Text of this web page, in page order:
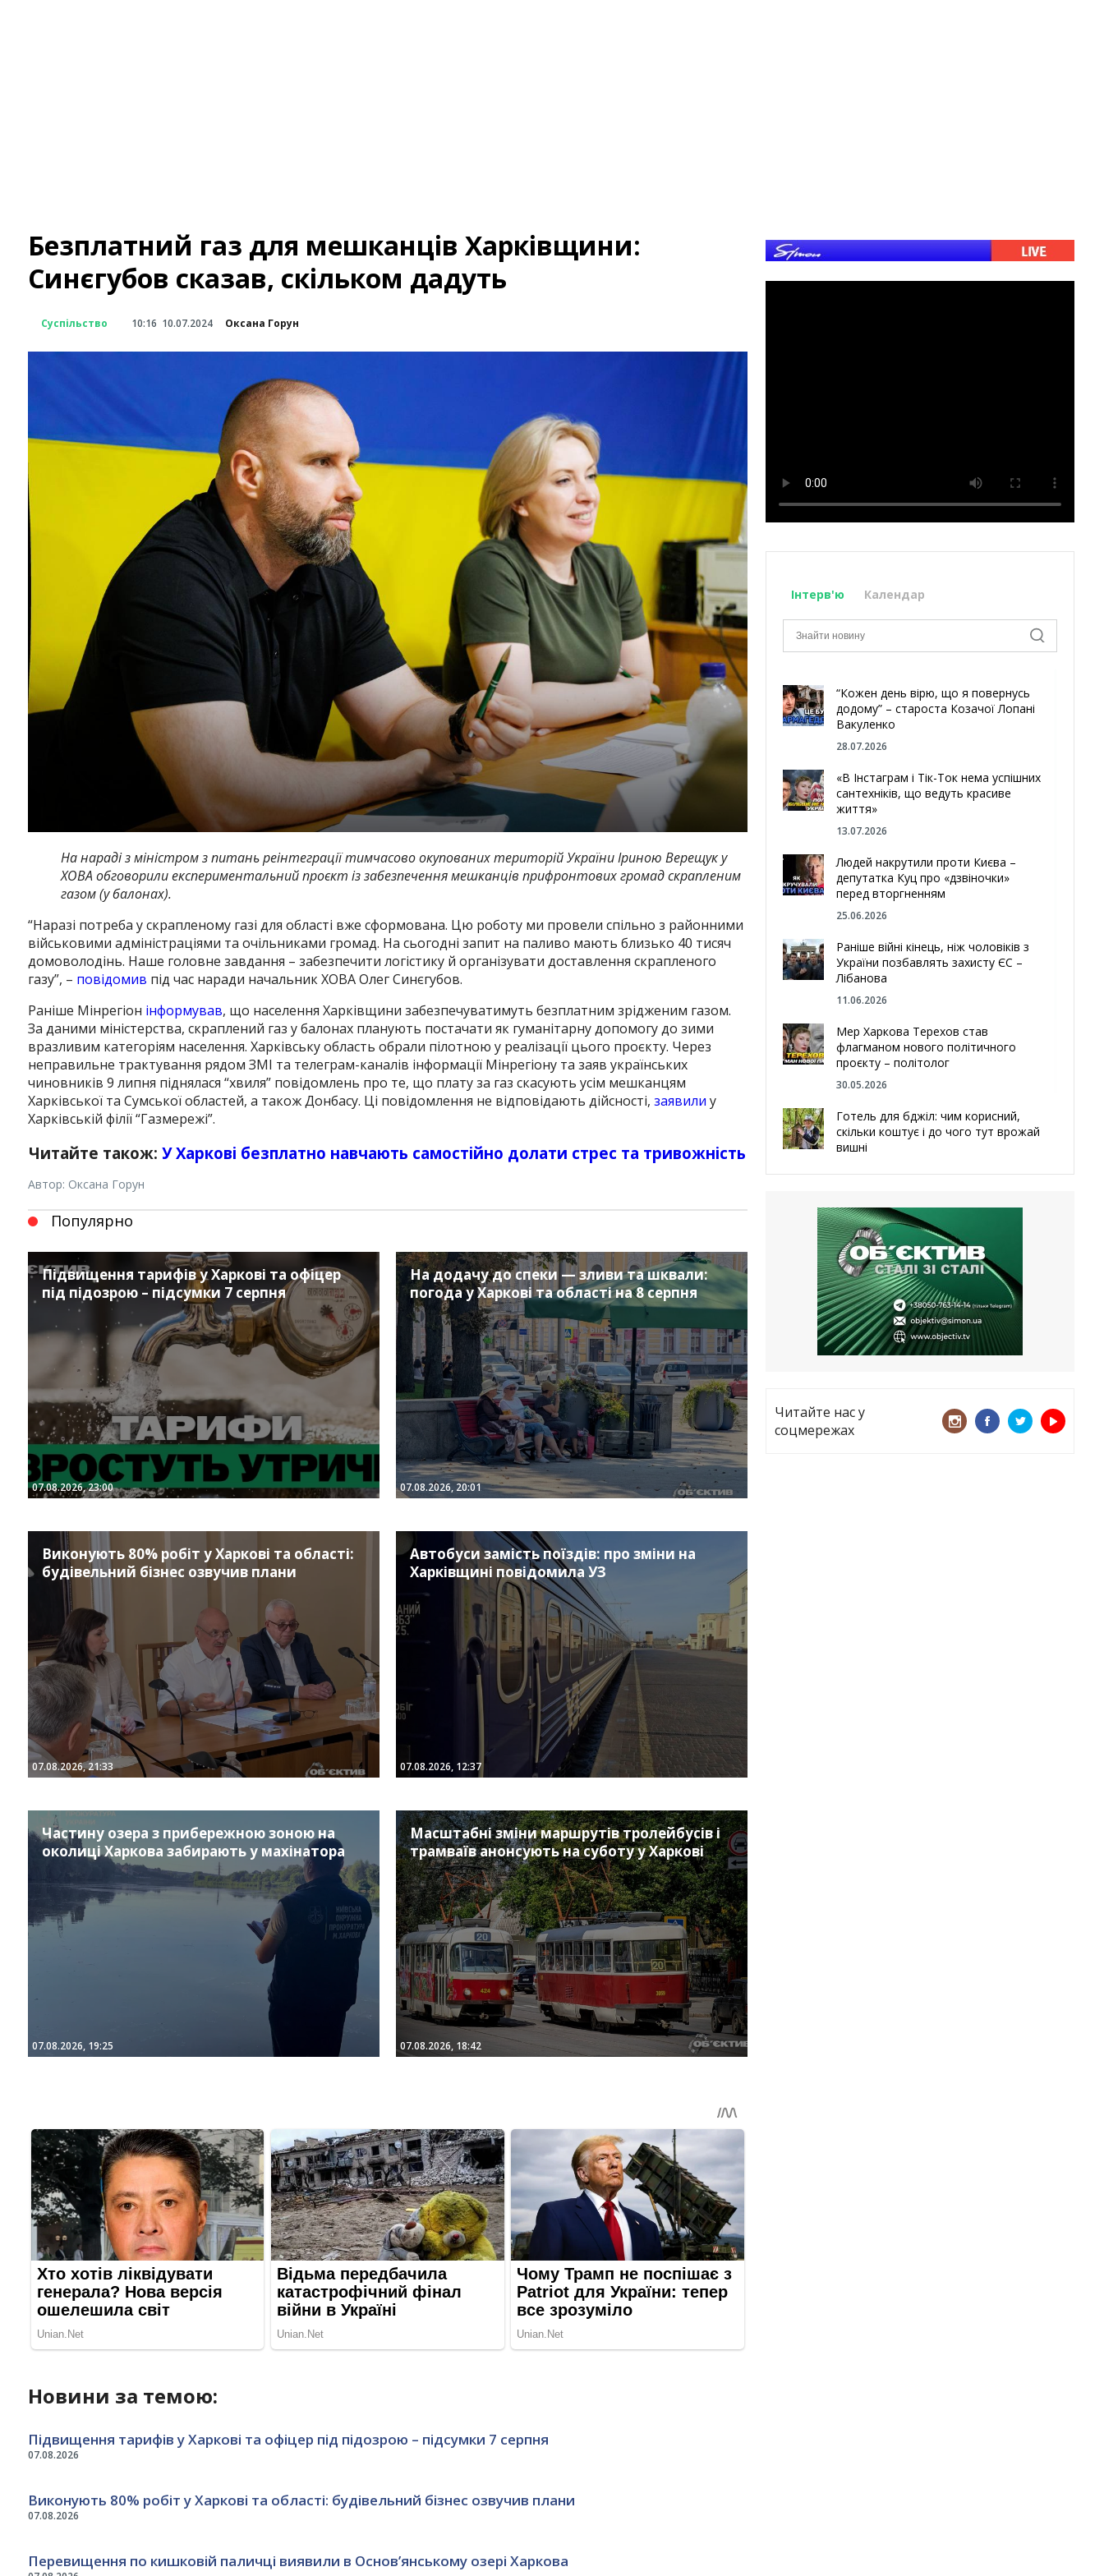
Безплатний газ для мешканців Харківщини:
Синєгубов сказав, скільком дадуть
Суспільство 10:16 10.07.2024 Оксана Горун
На нараді з міністром з питань реінтеграції тимчасово окупованих територій України Іриною Верещук у
ХОВА обговорили експериментальний проєкт із забезпечення мешканців прифронтових громад скрапленим
газом (у балонах).
“Наразі потреба у скрапленому газі для області вже сформована. Цю роботу ми провели спільно з районними
військовими адміністраціями та очільниками громад. На сьогодні запит на паливо мають близько 40 тисяч
домоволодінь. Наше головне завдання – забезпечити логістику й організувати доставлення скрапленого
газу”, – повідомив під час наради начальник ХОВА Олег Синєгубов.
Раніше Мінрегіон інформував, що населення Харківщини забезпечуватимуть безплатним зрідженим газом.
За даними міністерства, скраплений газ у балонах планують постачати як гуманітарну допомогу до зими
вразливим категоріям населення. Харківську область обрали пілотною у реалізації цього проєкту. Через
неправильне трактування рядом ЗМІ та телеграм-каналів інформації Мінрегіону та заяв українських
чиновників 9 липня піднялася “хвиля” повідомлень про те, що плату за газ скасують усім мешканцям
Харківської та Сумської областей, а також Донбасу. Ці повідомлення не відповідають дійсності, заявили у
Харківській філії “Газмережі”.
Читайте також:У Харкові безплатно навчають самостійно долати стрес та тривожність
Автор: Оксана Горун
Популярно
Підвищення тарифів у Харкові та офіцер
під підозрою – підсумки 7 серпня
07.08.2026, 23:00
На додачу до спеки — зливи та шквали:
погода у Харкові та області на 8 серпня
07.08.2026, 20:01
Виконують 80% робіт у Харкові та області:
будівельний бізнес озвучив плани
07.08.2026, 21:33
Автобуси замість поїздів: про зміни на
Харківщині повідомила УЗ
07.08.2026, 12:37
Частину озера з прибережною зоною на
околиці Харкова забирають у махінатора
07.08.2026, 19:25
Масштабні зміни маршрутів тролейбусів і
трамваїв анонсують на суботу у Харкові
07.08.2026, 18:42
Новини за темою:
07.08.2026
Підвищення тарифів у Харкові та офіцер під підозрою – підсумки 7 серпня
07.08.2026
Виконують 80% робіт у Харкові та області: будівельний бізнес озвучив плани
Перевищення по кишковій паличці виявили в Основ’янському озері Харкова
Інтерв'ю Календар
“Кожен день вірю, що я повернусь
додому” – староста Козачої Лопані
Вакуленко
28.07.2026
«В Інстаграм і Тік-Ток нема успішних
сантехніків, що ведуть красиве
життя»
13.07.2026
Людей накрутили проти Києва –
депутатка Куц про «дзвіночки»
перед вторгненням
25.06.2026
Раніше війні кінець, ніж чоловіків з
України позбавлять захисту ЄС –
Лібанова
11.06.2026
Мер Харкова Терехов став
флагманом нового політичного
проєкту – політолог
30.05.2026
Готель для бджіл: чим корисний,
скільки коштує і до чого тут врожай
вишні
Чугуєва, міста, яке встояло попри
все
21.05.2026
«ТЦК порушує закон? Нехай
платять!» Як завдяки штрафу жінку
виключили з обліку
15.05.2026
Читайте нас у
соцмережах
InstagramFacebook
TwitterYoutube